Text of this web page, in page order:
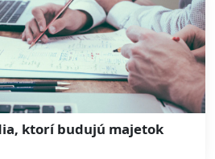
ktorí budujú majetok